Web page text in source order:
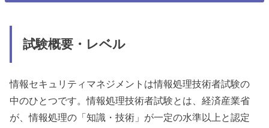
試験概要・レベル
情報セキュリティマネジメントは情報処理技術者試験の
中のひとつです。情報処理技術者試験とは、経済産業省
が、情報処理の「知識・技術」が一定の水準以上と認定